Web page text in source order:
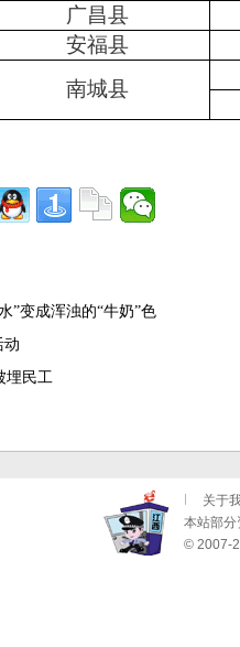
广昌县
安福县
南城县
”变成浑浊的“牛奶”色
动
埋民工
关于
本站部分
© 2007-